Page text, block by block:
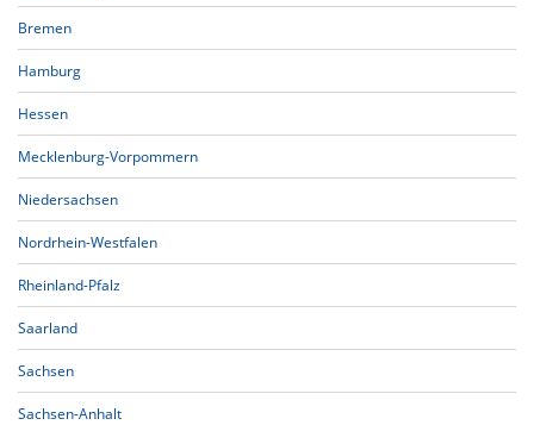
Bremen
Hamburg
Hessen
Mecklenburg-Vorpommern
Niedersachsen
Nordrhein-Westfalen
Rheinland-Pfalz
Saarland
Sachsen
Sachsen-Anhalt